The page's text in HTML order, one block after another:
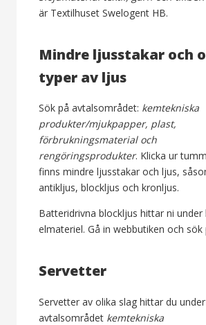
är Textilhuset Swelogent HB.
Mindre ljusstakar och
typer av ljus
Sök på avtalsområdet: kemtekniska
produkter/mjukpapper, plast,
förbrukningsmaterial och
rengöringsprodukter. Klicka ur
finns mindre ljusstakar och ljus,
antikljus, blockljus och kronljus.
Batteridrivna blockljus hittar ni under
elmateriel. Gå in webbutiken och sök
Servetter
Servetter av olika slag hittar du under
avtalsområdet kemtekniska